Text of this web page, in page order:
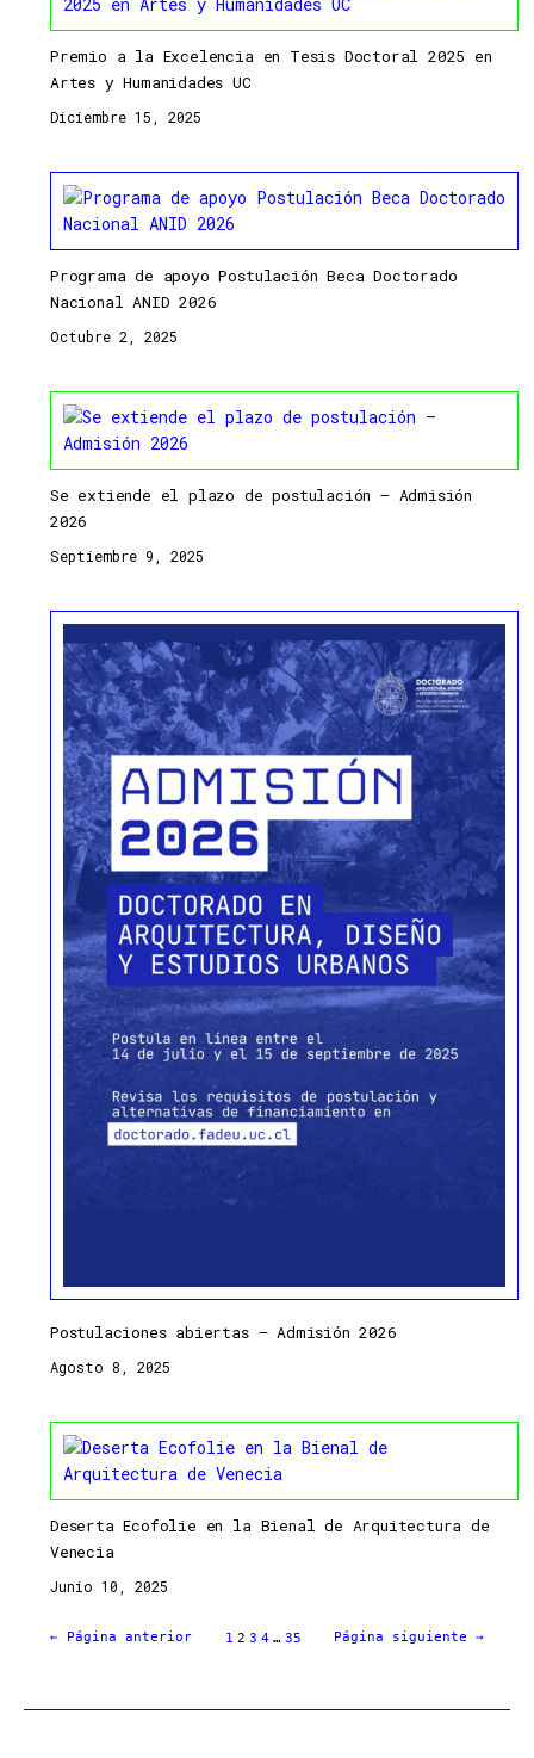
Premio a la Excelencia en Tesis Doctoral 2025 en
Artes y Humanidades UC
Diciembre 15, 2025
Programa de apoyo Postulación Beca Doctorado
Nacional ANID 2026
Octubre 2, 2025
Se extiende el plazo de postulación – Admisión
2026
Septiembre 9, 2025
Postulaciones abiertas – Admisión 2026
Agosto 8, 2025
Deserta Ecofolie en la Bienal de Arquitectura de
Venecia
Junio 10, 2025
← Página anterior 1 2 3 4 … 35 Página siguiente →